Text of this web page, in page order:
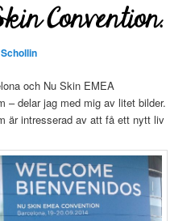
Convention.
och Nu Skin EMEA
– delar jag med mig av litet bilder.
är intresserad av att få ett nytt liv